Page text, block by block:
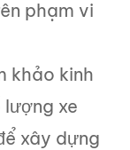
phạm vi
khảo kinh
xe
xây dựng